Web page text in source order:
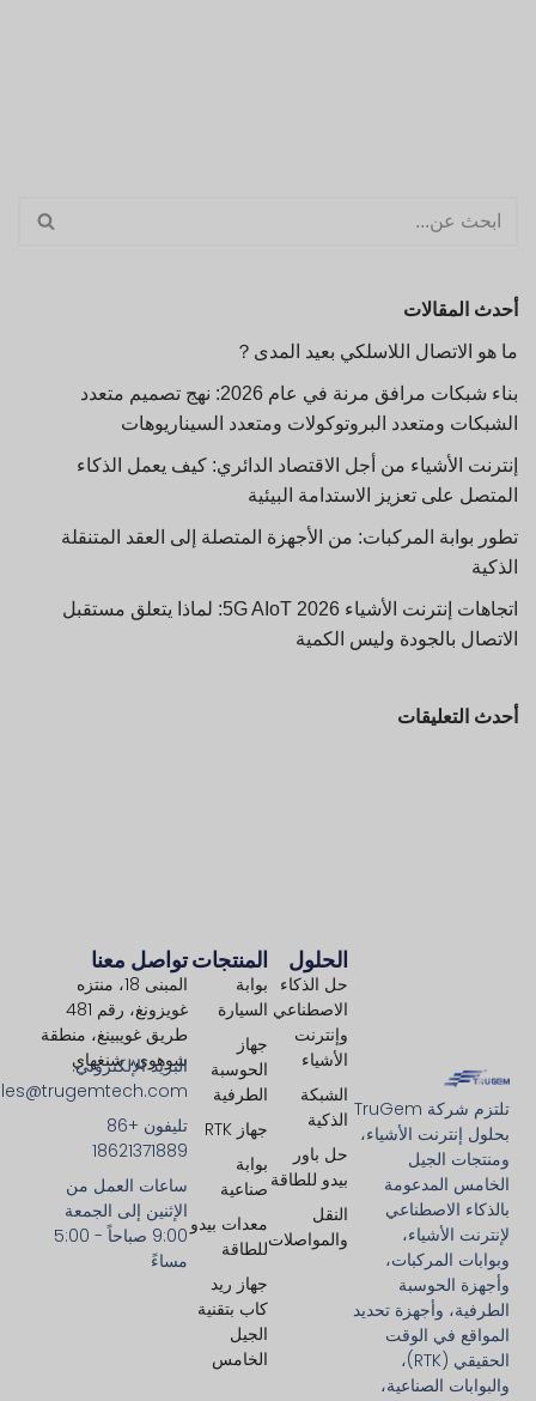
أحدث المقالات
ما هو الاتصال اللاسلكي بعيد المدى？
بناء شبكات مرافق مرنة في عام 2026: نهج تصميم متعدد
الشبكات ومتعدد البروتوكولات ومتعدد السيناريوهات
إنترنت الأشياء من أجل الاقتصاد الدائري: كيف يعمل الذكاء
المتصل على تعزيز الاستدامة البيئية
تطور بوابة المركبات: من الأجهزة المتصلة إلى العقد المتنقلة
الذكية
اتجاهات إنترنت الأشياء 5G AIoT 2026: لماذا يتعلق مستقبل
الاتصال بالجودة وليس الكمية
أحدث التعليقات
تلتزم شركة TruGem
بحلول إنترنت الأشياء،
ومنتجات الجيل
الخامس المدعومة
بالذكاء الاصطناعي
لإنترنت الأشياء،
وبوابات المركبات،
وأجهزة الحوسبة
الطرفية، وأجهزة تحديد
المواقع في الوقت
الحقيقي (RTK)،
والبوابات الصناعية،
المنتجات
بوابة
السيارة
جهاز
الحوسبة
الطرفية
جهاز RTK
بوابة
صناعية
معدات بيدو
للطاقة
جهاز ريد
كاب بتقنية
الجيل
الخامس
الحلول
حل الذكاء
الاصطناعي
وإنترنت
الأشياء
الشبكة
الذكية
حل باور
بيدو للطاقة
النقل
والمواصلات
تواصل معنا
المبنى 18، منتزه
غويزونغ، رقم 481
طريق غويبينغ، منطقة
شوهوي، شنغهاي
البريد الإلكتروني:
تليفون +86
18621371889
ساعات العمل من
الإثنين إلى الجمعة
9:00 صباحاً - 5:00
مساءً